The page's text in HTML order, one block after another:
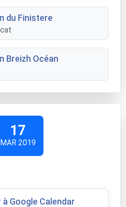
du Finistere
Breizh Océan
17
MAR 2019
Google Calendar